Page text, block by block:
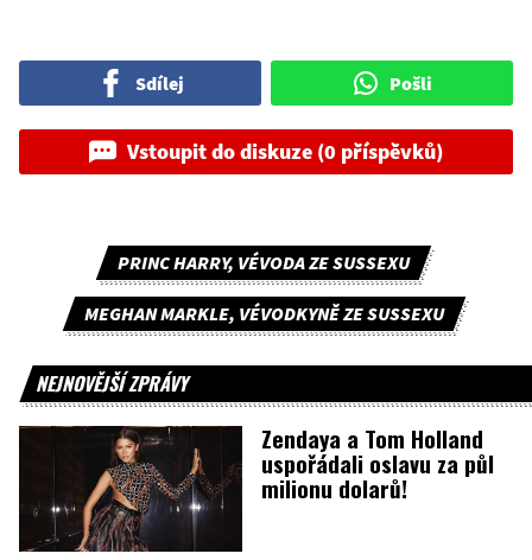
Sdílej Pošli
Vstoupit do diskuze (0 příspěvků)
PRINC HARRY, VÉVODA ZE SUSSEXU
MEGHAN MARKLE, VÉVODKYNĚ ZE SUSSEXU
NEJNOVĚJŠÍ ZPRÁVY
Zendaya a Tom Holland
uspořádali oslavu za půl
milionu dolarů!